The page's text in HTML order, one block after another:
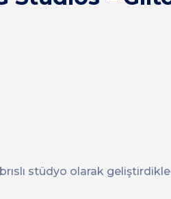
stüdyo olarak